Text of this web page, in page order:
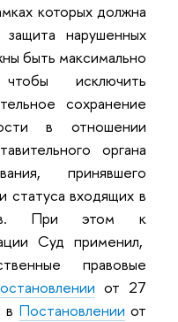
которых должна
защита нарушенных
быть максимально
исключить
сохранение
в отношении
органа
принявшего
статуса входящих в
При этом к
Суд применил,
правовые
от 27
Постановлении от